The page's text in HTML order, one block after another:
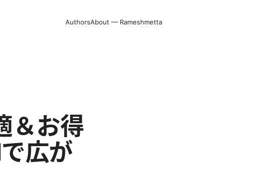
AuthorsAbout — Rameshmetta
＆お得
広が